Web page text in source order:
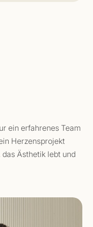
ein erfahrenes Team
Herzensprojekt
Ästhetik lebt und